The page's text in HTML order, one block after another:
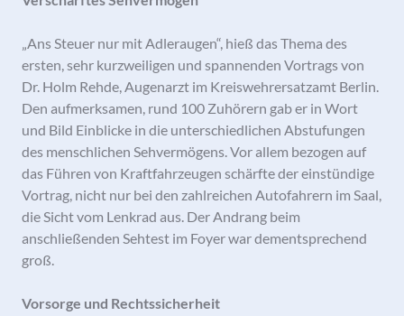
„Ans Steuer nur mit Adleraugen“, hieß das Thema des
ersten, sehr kurzweiligen und spannenden Vortrags von
Dr. Holm Rehde, Augenarzt im Kreiswehrersatzamt Berlin.
Den aufmerksamen, rund 100 Zuhörern gab er in Wort
und Bild Einblicke in die unterschiedlichen Abstufungen
des menschlichen Sehvermögens. Vor allem bezogen auf
das Führen von Kraftfahrzeugen schärfte der einstündige
Vortrag, nicht nur bei den zahlreichen Autofahrern im Saal,
die Sicht vom Lenkrad aus. Der Andrang beim
anschließenden Sehtest im Foyer war dementsprechend
groß.
Vorsorge und Rechtssicherheit